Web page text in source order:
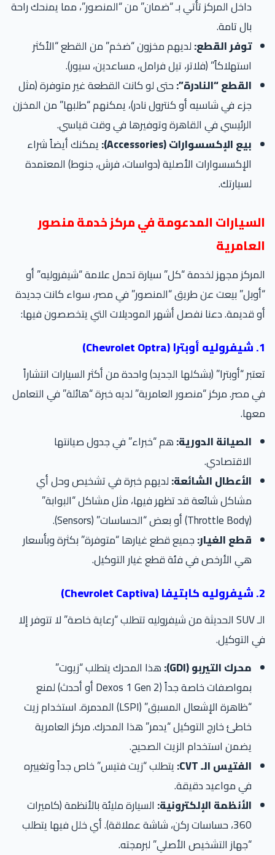
داخل المركز تأتي بـ “ضمان” من “المنصور”، مما يمنحك راحة
بال تامة.
توفر القطع:لديهم مخزون “ضخم” من القطع “الأكثر
استهلاكاً” (فلاتر، تيل فرامل، مساعدين، سيور).
القطع “النادرة”:حتى لو كانت القطعة غير متوفرة (مثل
جزء في شاسيه أو كنترول نادر)، يمكنهم “طلبها” من المخزن
الرئيسي في القاهرة وتوفيرها في وقت قياسي.
بيع الإكسسوارات (Accessories):
يمكنك أيضاً شراء
الإكسسوارات الأصلية (دواسات، فرش، جنوط) المعتمدة
لسيارتك.
المدعومة في مركز خدمة منصور
مجهز لخدمة “كل” سيارة تحمل علامة “شيفروليه” أو
بيعت عن طريق “المنصور” في مصر، سواء كانت جديدة
قديمة. دعنا نفصل أشهر الموديلات التي يتخصصون فيها:
“أوبترا” (بشكلها الجديد) واحدة من أكثر السيارات انتشاراً
مصر. مركز “منصور العامرية” لديه خبرة “هائلة” في التعامل
الصيانة الدورية:هم “خبراء” في جدول صيانتها
الاقتصادي.
الأعطال الشائعة:لديهم خبرة في تشخيص وحل أي
مشاكل شائعة قد تظهر فيها، مثل مشاكل “البوابة”
قطع الغيار:جميع قطع غيارها “متوفرة” بكثرة وبأسعار
هي الأرخص في فئة قطع غيار التوكيل.
الـ SUV الحديثة من شيفروليه تتطلب “رعاية خاصة” لا تتوفر إلا
التوكيل.
محرك التيربو (GDI):
هذا المحرك يتطلب “زيوت”
بمواصفات خاصة جداً (Dexos 1 Gen 2 أو أحدث) لمنع
“ظاهرة الإشعال المسبق” (LSPI) المدمرة. استخدام زيت
خاطئ خارج التوكيل “يدمر” هذا المحرك. مركز العامرية
يضمن استخدام الزيت الصحيح.
الفتيس الـ CVT:
يتطلب “زيت فتيس” خاص جداً وتغييره
في مواعيد دقيقة.
الأنظمة الإلكترونية:السيارة مليئة بالأنظمة (كاميرات
360، حساسات ركن، شاشة عملاقة). أي خلل فيها يتطلب
“جهاز التشخيص الأصلي” لبرمجته.